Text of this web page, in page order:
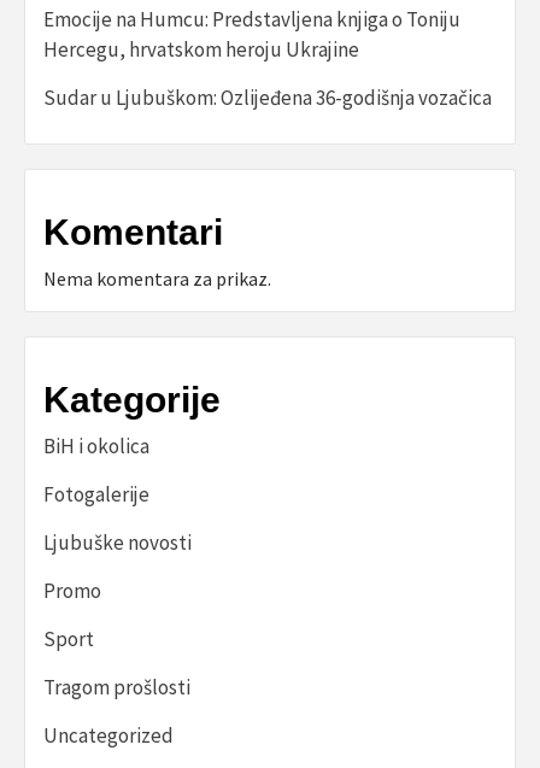
Emocije na Humcu: Predstavljena knjiga o Toniju
Hercegu, hrvatskom heroju Ukrajine
Sudar u Ljubuškom: Ozlijeđena 36-godišnja vozačica
Komentari
Nema komentara za prikaz.
Kategorije
BiH i okolica
Fotogalerije
Ljubuške novosti
Promo
Sport
Tragom prošlosti
Uncategorized